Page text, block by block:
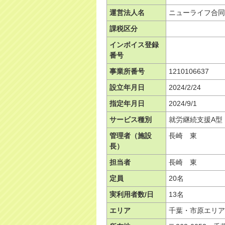
運営法人名
ニューライフ合
課税区分
インボイス登録
番号
事業所番号
1210106637
設立年月日
2024/2/24
指定年月日
2024/9/1
サービス種別
就労継続支援A型
管理者（施設
長）
長崎 東
担当者
長崎 東
定員
20名
実利用者数/日
13名
エリア
千葉・市原エリア